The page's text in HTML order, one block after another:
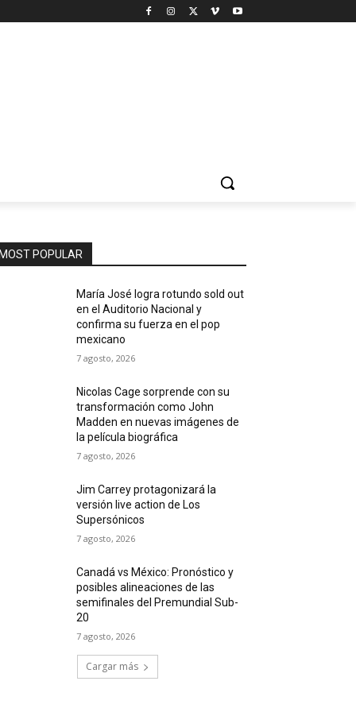
MOST POPULAR
María José logra rotundo sold out
en el Auditorio Nacional y
confirma su fuerza en el pop
mexicano
7 agosto, 2026
Nicolas Cage sorprende con su
transformación como John
Madden en nuevas imágenes de
la película biográfica
7 agosto, 2026
Jim Carrey protagonizará la
versión live action de Los
Supersónicos
7 agosto, 2026
Canadá vs México: Pronóstico y
posibles alineaciones de las
semifinales del Premundial Sub-
20
7 agosto, 2026
Cargar más